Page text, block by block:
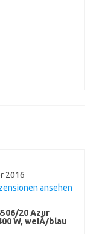
2016
ansehen
20 Azur
W, weiÃ/blau